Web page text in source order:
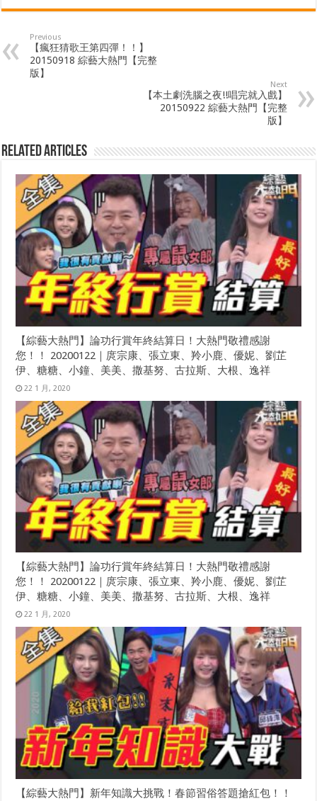
Previous
【瘋狂猜歌王第四彈！！】
20150918 綜藝大熱門【完整
版】
Next
【本土劇洗腦之夜!!唱完就入戲】
20150922 綜藝大熱門【完整
版】
Related Articles
【綜藝大熱門】論功行賞年終結算日！大熱門敬禮感謝
您！！ 20200122｜庹宗康、張立東、羚小鹿、優妮、劉芷
伊、糖糖、小鐘、美美、撒基努、古拉斯、大根、逸祥
22 1 月, 2020
【綜藝大熱門】論功行賞年終結算日！大熱門敬禮感謝
您！！ 20200122｜庹宗康、張立東、羚小鹿、優妮、劉芷
伊、糖糖、小鐘、美美、撒基努、古拉斯、大根、逸祥
22 1 月, 2020
【綜藝大熱門】新年知識大挑戰！春節習俗答題搶紅包！！